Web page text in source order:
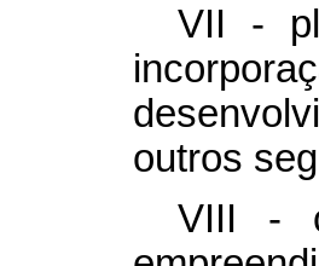
VII -
outros
VIII -